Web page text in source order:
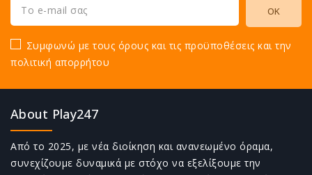
Συμφωνώ με τους όρους και τις προϋποθέσεις και την
πολιτική απορρήτου
About Play247
Από το 2025, με νέα διοίκηση και ανανεωμένο όραμα,
συνεχίζουμε δυναμικά με στόχο να εξελίξουμε την